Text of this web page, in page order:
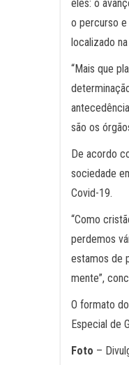
eles: o
o percurso e
localizado
“Mais que
são os
De acordo
sociedade
Covid-19.
“Como
perdemos
estamos de
mente”,
O formato
Especial de
Foto –